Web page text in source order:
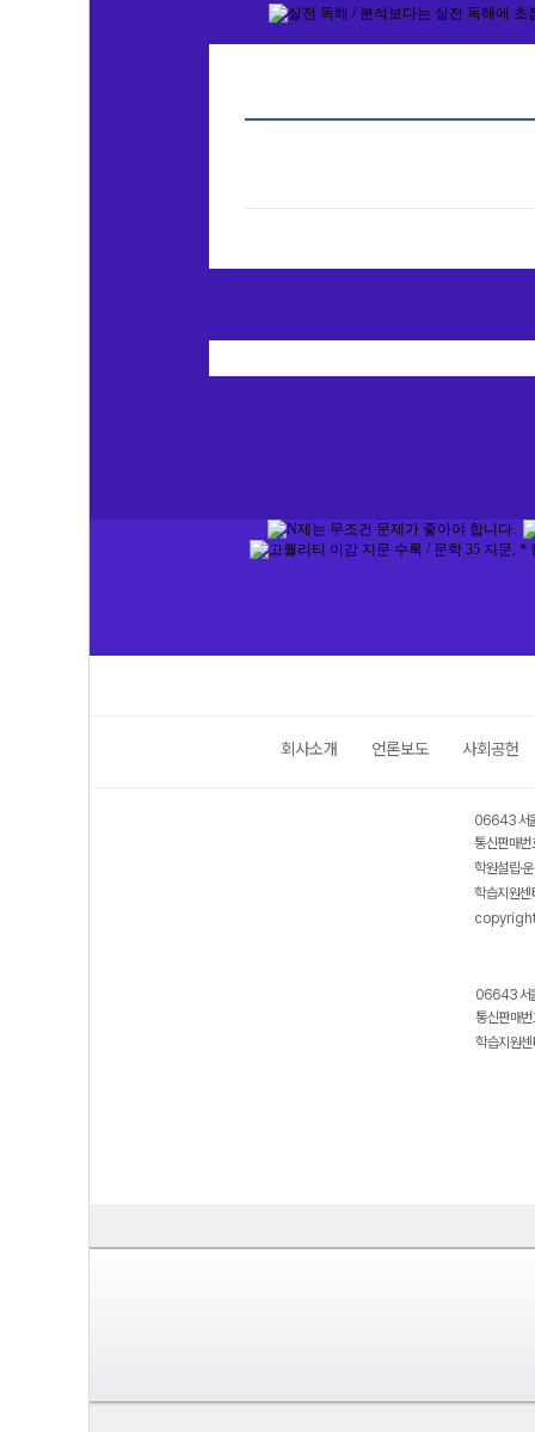
회사소개 언론보도 사회공헌
06643 서
통신판매
학원설립·
학습지원
06643 서
통신판매
학습지원